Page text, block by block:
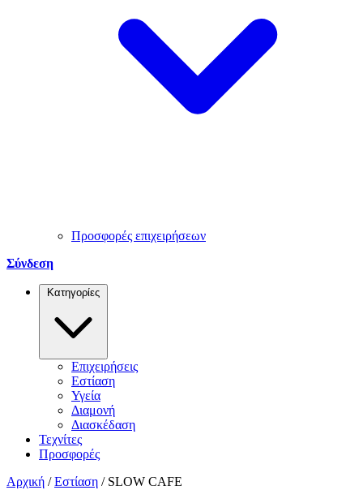
Προσφορές επιχειρήσεων
Σύνδεση
Κατηγορίες
Επιχειρήσεις
Εστίαση
Υγεία
Διαμονή
Διασκέδαση
Τεχνίτες
Προσφορές
Αρχική / Εστίαση / SLOW CAFE